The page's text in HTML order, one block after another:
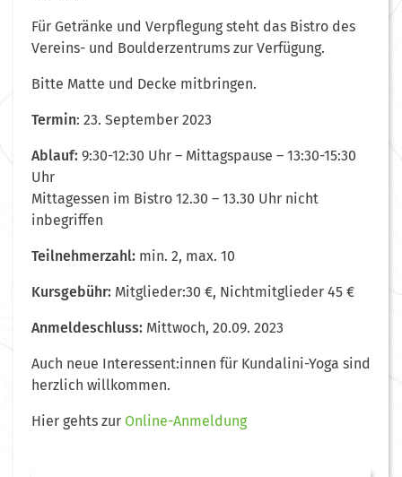
Für Getränke und Verpflegung steht das Bistro des
Vereins- und Boulderzentrums zur Verfügung.
Bitte Matte und Decke mitbringen.
Termin: 23. September 2023
Ablauf: 9:30-12:30 Uhr – Mittagspause – 13:30-15:30
Uhr
Mittagessen im Bistro 12.30 – 13.30 Uhr nicht
inbegriffen
Teilnehmerzahl: min. 2, max. 10
Kursgebühr: Mitglieder:30 €, Nichtmitglieder 45 €
Anmeldeschluss: Mittwoch, 20.09. 2023
Auch neue Interessent:innen für Kundalini-Yoga sind
herzlich willkommen.
Hier gehts zur Online-Anmeldung